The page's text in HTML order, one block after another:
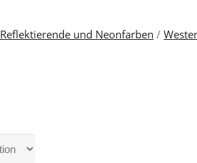
Reflektierende und Neonfarben /